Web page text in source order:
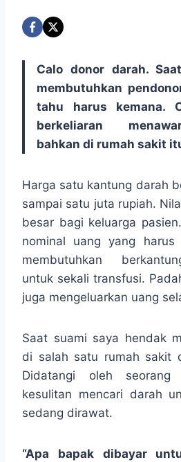
Calo donor darah.
membutuhkan
tahu harus kemana.
berkeliaran
bahkan di rumah sakit
Harga satu kantung darah
sampai satu juta rupiah.
besar bagi keluarga
nominal uang yang harus
membutuhkan
untuk sekali transfusi.
juga mengeluarkan uang
Saat suami saya hendak
di salah satu rumah sakit
Didatangi oleh seorang
kesulitan mencari darah
sedang dirawat.
“Apa bapak dibayar